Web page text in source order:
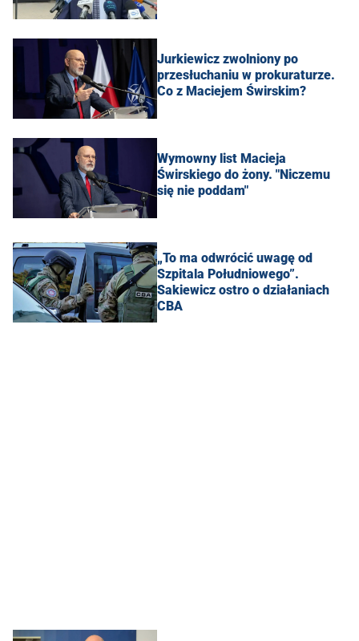
Jurkiewicz zwolniony po
przesłuchaniu w prokuraturze.
Co z Maciejem Świrskim?
Wymowny list Macieja
Świrskiego do żony. "Niczemu
się nie poddam"
„To ma odwrócić uwagę od
Szpitala Południowego”.
Sakiewicz ostro o działaniach
CBA